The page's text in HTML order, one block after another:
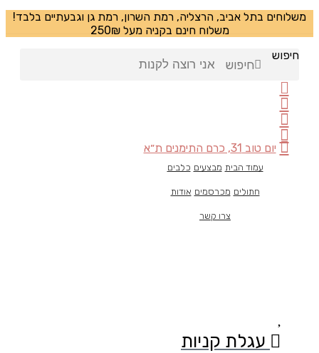
משלוחים בתל אביב, הרצליה, רמת השרון, רמת גן וגבעתיים בלבד!
משלוח חינם בקניה מעל 250₪
חיפוש
חיפוש
יום טוב 31, כרם התימנים ת״א
עמוד הבית מבצעים כלבים
חתולים מכרסמים אודות
צרו קשר
עגלת קניות